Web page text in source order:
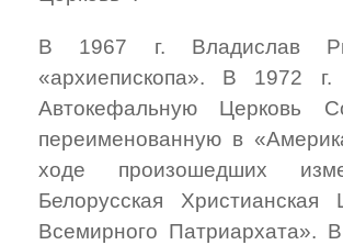
В 1967 г. Владислав
«архиепископа». В 1972
Автокефальную Церковь
переименованную в
ходе произошедших
Белорусская
Всемирного